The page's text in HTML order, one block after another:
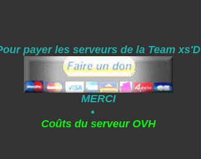
payer les serveurs de la Team xs'D
MERCI
Coûts du serveur OVH